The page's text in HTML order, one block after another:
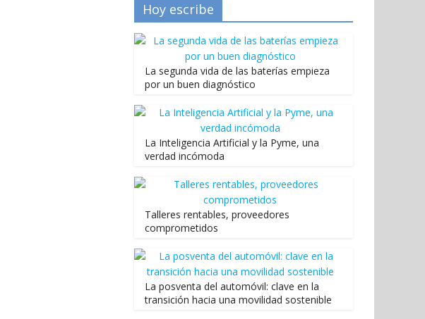
Hoy escribe
La segunda vida de las baterías empieza
por un buen diagnóstico
La Inteligencia Artificial y la Pyme, una
verdad incómoda
Talleres rentables, proveedores
comprometidos
La posventa del automóvil: clave en la
transición hacia una movilidad sostenible